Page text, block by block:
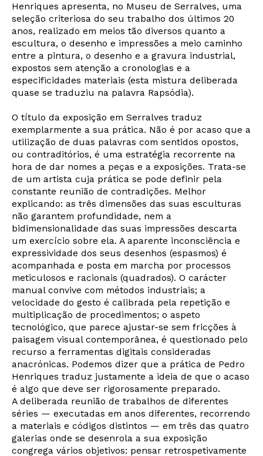
Henriques apresenta, no Museu de Serralves, uma
seleção criteriosa do seu trabalho dos últimos 20
anos, realizado em meios tão diversos quanto a
escultura, o desenho e impressões a meio caminho
entre a pintura, o desenho e a gravura industrial,
expostos sem atenção a cronologias e a
especificidades materiais (esta mistura deliberada
quase se traduziu na palavra Rapsódia).
O título da exposição em Serralves traduz
exemplarmente a sua prática. Não é por acaso que a
utilização de duas palavras com sentidos opostos,
ou contraditórios, é uma estratégia recorrente na
hora de dar nomes a peças e a exposições. Trata-se
de um artista cuja prática se pode definir pela
constante reunião de contradições. Melhor
explicando: as três dimensões das suas esculturas
não garantem profundidade, nem a
bidimensionalidade das suas impressões descarta
um exercício sobre ela. A aparente inconsciência e
expressividade dos seus desenhos (espasmos) é
acompanhada e posta em marcha por processos
meticulosos e racionais (quadrados). O carácter
manual convive com métodos industriais; a
velocidade do gesto é calibrada pela repetição e
multiplicação de procedimentos; o aspeto
tecnológico, que parece ajustar-se sem fricções à
paisagem visual contemporânea, é questionado pelo
recurso a ferramentas digitais consideradas
anacrónicas. Podemos dizer que a prática de Pedro
Henriques traduz justamente a ideia de que o acaso
é algo que deve ser rigorosamente preparado.
A deliberada reunião de trabalhos de diferentes
séries — executadas em anos diferentes, recorrendo
a materiais e códigos distintos — em três das quatro
galerias onde se desenrola a sua exposição
congrega vários objetivos: pensar retrospetivamente